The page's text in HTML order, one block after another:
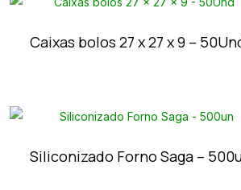
Caixas bolos 27 x 27 x 9 –
Siliconizado Forno Saga –